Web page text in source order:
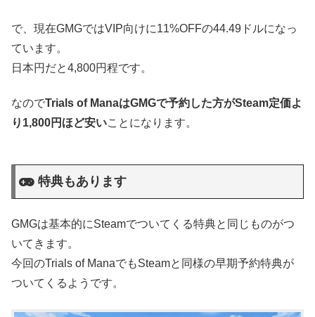
で、現在GMGではVIP向けに11%OFFの44.49ドルになっ
ています。
日本円だと4,800円程です。
なのでTrials of ManaはGMGで予約した方がSteam定価よ
り1,800円ほど安いことになります。
特典もあります
GMGは基本的にSteamでついてくる特典と同じものがつ
いてきます。
今回のTrials of ManaでもSteamと同様の早期予約特典が
ついてくるようです。